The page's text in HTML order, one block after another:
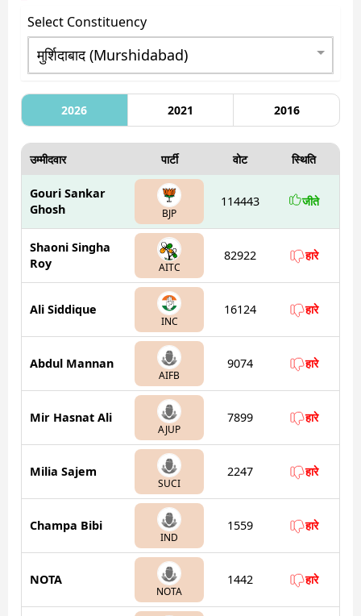
Select Constituency
2026 2021 2016
उम्मीदवार पार्टी वोट स्थिति
Gouri Sankar
Ghosh
BJP
114443 जीते
Shaoni Singha
Roy
AITC
82922 हारे
Ali Siddique
INC
16124 हारे
Abdul Mannan
AIFB
9074 हारे
Mir Hasnat Ali
AJUP
7899 हारे
Milia Sajem
SUCI
2247 हारे
Champa Bibi
IND
1559 हारे
NOTA
NOTA
1442 हारे